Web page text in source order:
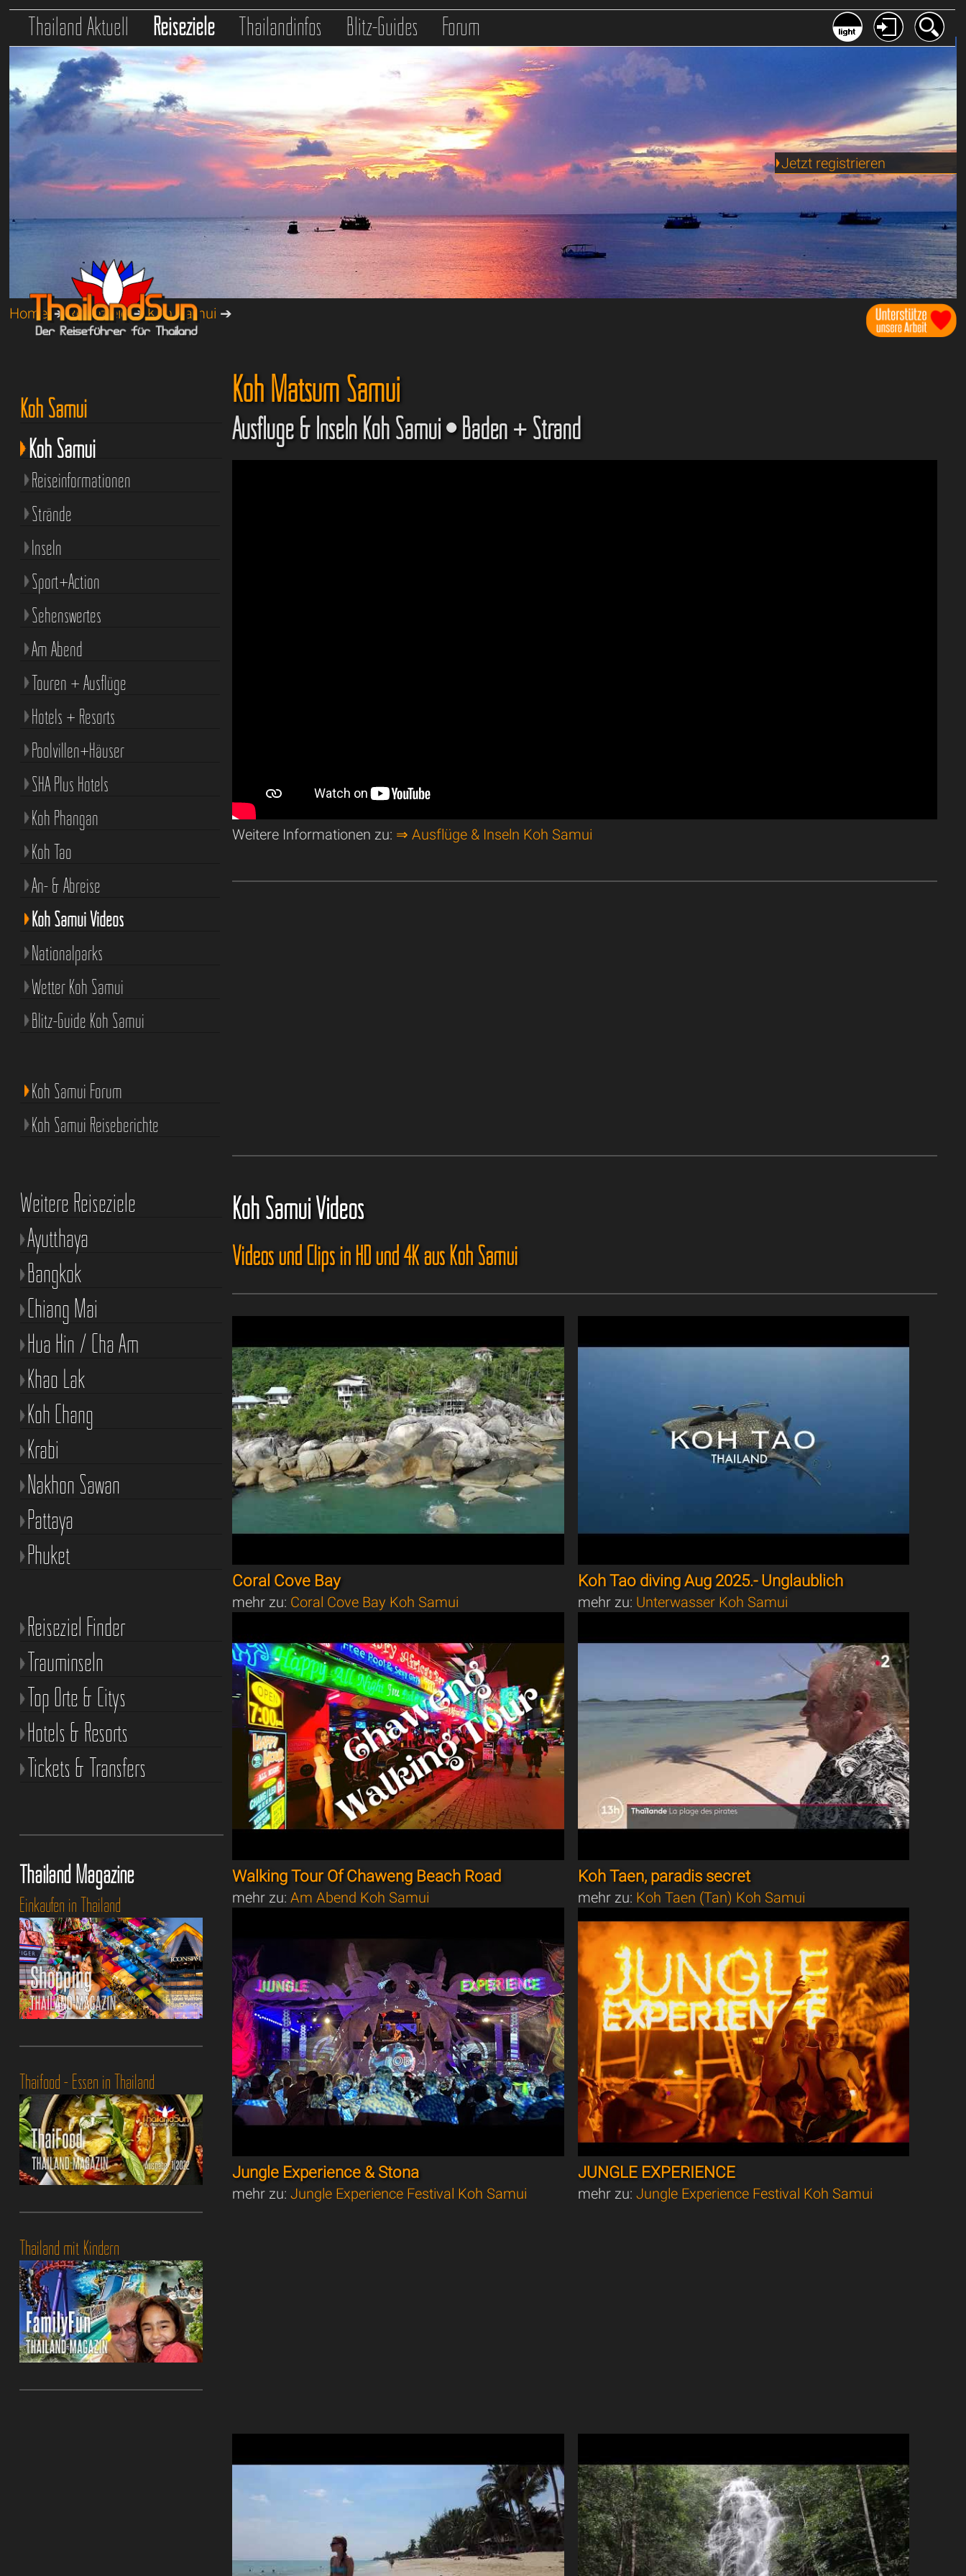
Thailand Aktuell Reiseziele Thailandinfos Blitz-Guides Forum
Jetzt registrieren
Home➔Reiseziele➔Koh Samui ➔
Koh Matsum Samui
Ausflüge & Inseln Koh Samui • Baden + Strand
Weitere Informationen zu: ⇒ Ausflüge & Inseln Koh Samui
Koh Samui Videos
Videos und Clips in HD und 4K aus Koh Samui
Coral Cove Bay
mehr zu: Coral Cove Bay Koh Samui
Koh Tao diving Aug 2025.- Unglaublich
mehr zu: Unterwasser Koh Samui
Walking Tour Of Chaweng Beach Road
mehr zu:Am Abend Koh Samui
Koh Taen, paradis secret
mehr zu: Koh Taen (Tan) Koh Samui
Jungle Experience & Stona
mehr zu:Jungle Experience Festival Koh Samui
JUNGLE EXPERIENCE
mehr zu:Jungle Experience Festival Koh Samui
Koh Samui
Koh Samui
Reiseinformationen
Strände
Inseln
Sport+Action
Sehenswertes
Am Abend
Touren + Ausflüge
Hotels + Resorts
Poolvillen+Häuser
SHA Plus Hotels
Koh Phangan
Koh Tao
An- & Abreise
Koh Samui Videos
Nationalparks
Wetter Koh Samui
Blitz-Guide Koh Samui
Koh Samui Forum
Koh Samui Reiseberichte
Weitere Reiseziele
Ayutthaya
Bangkok
Chiang Mai
Hua Hin / Cha Am
Khao Lak
Koh Chang
Krabi
Nakhon Sawan
Pattaya
Phuket
Reiseziel Finder
Trauminseln
Top Orte & Citys
Hotels & Resorts
Tickets & Transfers
Thailand Magazine
Einkaufen in Thailand
Thaifood - Essen in Thailand
Thailand mit Kindern